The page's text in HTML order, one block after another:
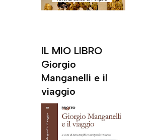
y
IL MIO LIBRO
Giorgio
Manganelli e il
viaggio